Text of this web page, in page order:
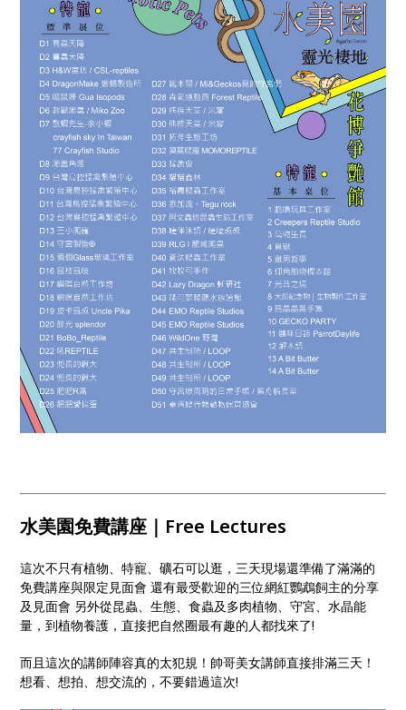
水美園免費講座｜Free Lectures
這次不只有植物、特寵、礦石可以逛，三天現場還準備了滿滿的
免費講座與限定見面會 還有最受歡迎的三位網紅鸚鵡飼主的分享
及見面會 另外從昆蟲、生態、食蟲及多肉植物、守宮、水晶能
量，到植物養護，直接把自然圈最有趣的人都找來了!
而且這次的講師陣容真的太犯規！帥哥美女講師直接排滿三天！
想看、想拍、想交流的，不要錯過這次!